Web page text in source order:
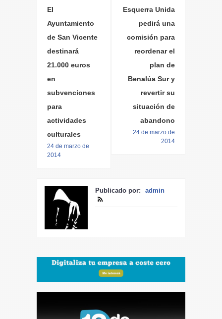
El
Ayuntamiento
de San Vicente
destinará
21.000 euros
en
subvenciones
para
actividades
culturales
24 de marzo de
2014
Esquerra Unida
pedirá una
comisión para
reordenar el
plan de
Benalúa Sur y
revertir su
situación de
abandono
24 de marzo de
2014
Publicado por: admin